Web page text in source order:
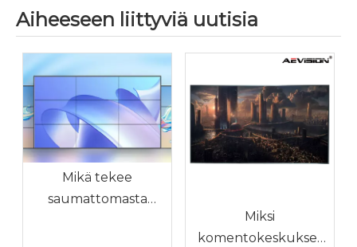
Aiheeseen liittyviä uutisia
Mikä tekee
saumattomasta
Miksi
komentokeskukset